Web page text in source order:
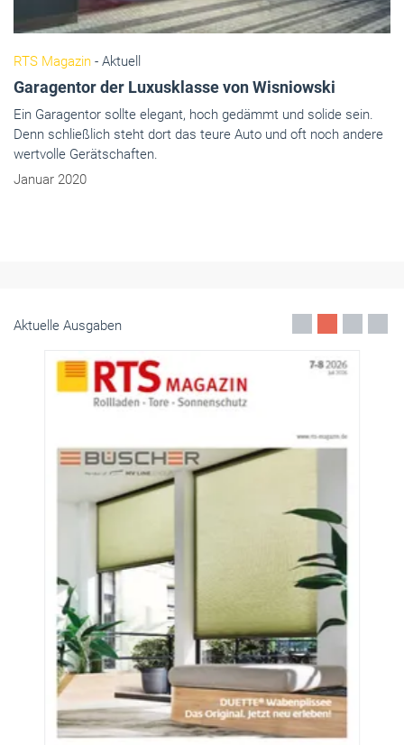
RTS Magazin - Aktuell
Garagentor der Luxusklasse von Wisniowski
Ein Garagentor sollte elegant, hoch gedämmt und solide sein.
Denn schließlich steht dort das teure Auto und oft noch andere
wertvolle Gerätschaften.
Januar 2020
Aktuelle Ausgaben